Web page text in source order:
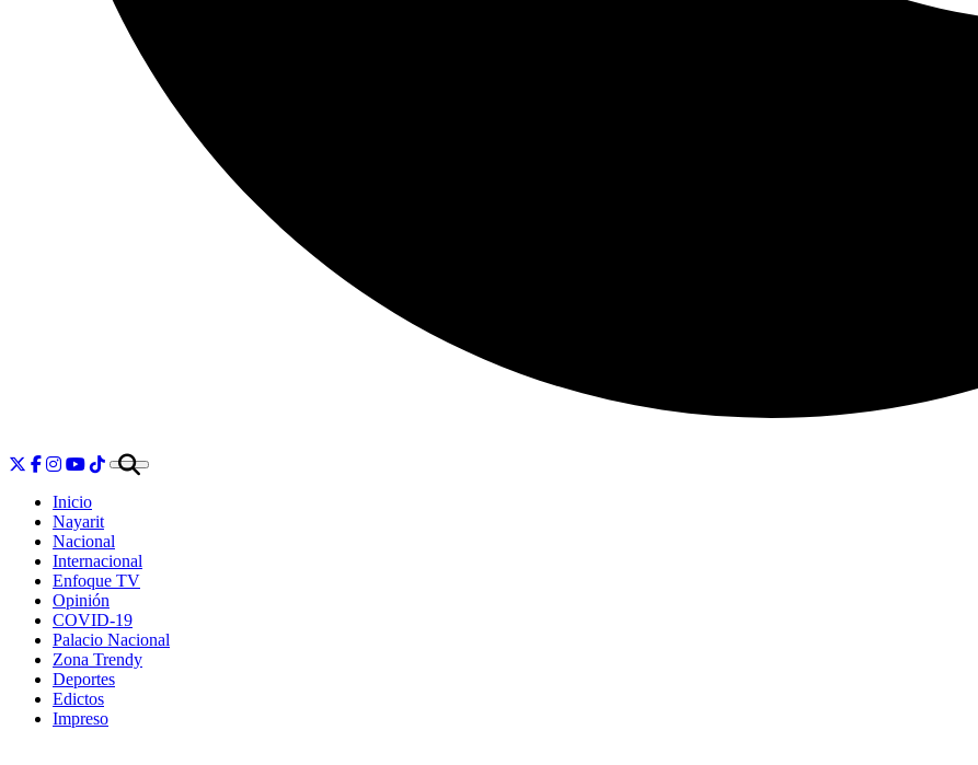
Inicio
Nayarit
Nacional
Internacional
Enfoque TV
Opinión
COVID-19
Palacio Nacional
Zona Trendy
Deportes
Edictos
Impreso